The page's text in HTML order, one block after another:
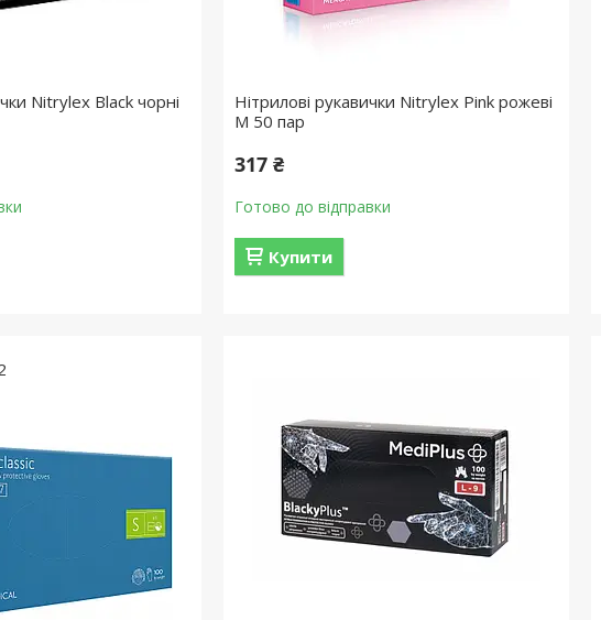
Nitrylex Black чорні
Нітрилові рукавички Nitrylex Pink рожеві
M 50 пар
317 ₴
Готово до відправки
Купити